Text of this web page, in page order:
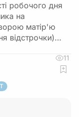
робочого дня
на
матір'ю
відстрочки)…
11